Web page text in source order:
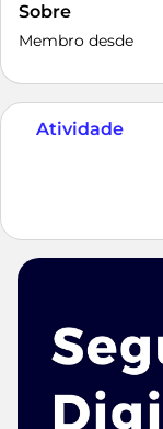
Sobre
Membro desde
Atividade